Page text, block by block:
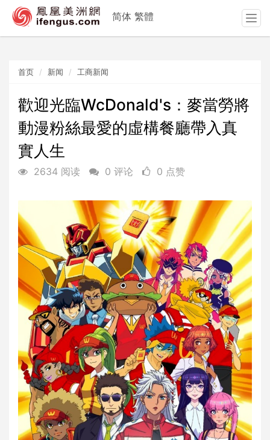
首页 新闻 工商新闻
歡迎光臨WcDonald's：麥當勞將
動漫粉絲最愛的虛構餐廳帶入真
實人生
2634 阅读 0 评论 0 点赞
简体 繁體
T
o
n
a
o
n